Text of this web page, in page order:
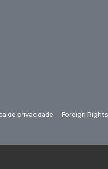
de privacidade Foreign Rights